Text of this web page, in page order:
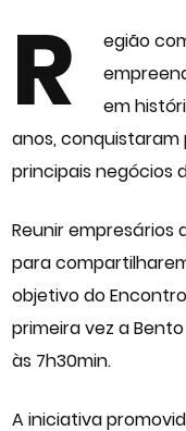
R
egião
em
anos,
principais negócios
Reunir empresários
para
objetivo do
primeira vez a
às 7h30min.
A iniciativa